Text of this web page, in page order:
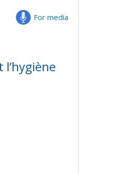
For media